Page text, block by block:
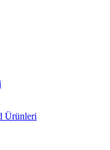
Ürünleri